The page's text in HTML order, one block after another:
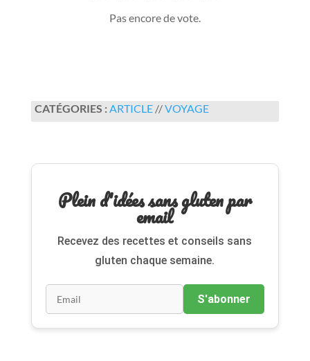
Pas encore de vote.
CATÉGORIES :ARTICLE//VOYAGE
Plein d'idées sans gluten par
email
Recevez des recettes et conseils sans
gluten chaque semaine.
S'abonner